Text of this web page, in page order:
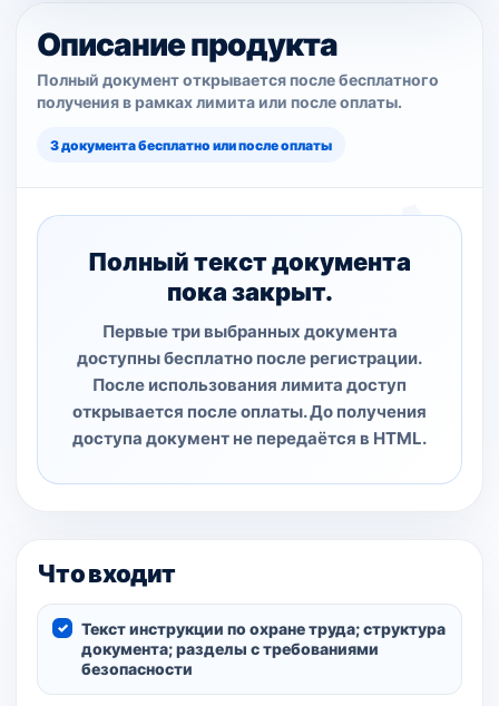
Описание продукта
Полный документ открывается после бесплатного
получения в рамках лимита или после оплаты.
3 документа бесплатно или после оплаты
Полный текст документа
пока закрыт.
Первые три выбранных документа
доступны бесплатно после регистрации.
После использования лимита доступ
открывается после оплаты. До получения
доступа документ не передаётся в HTML.
Что входит
Текст инструкции по охране труда; структура
документа; разделы с требованиями
безопасности